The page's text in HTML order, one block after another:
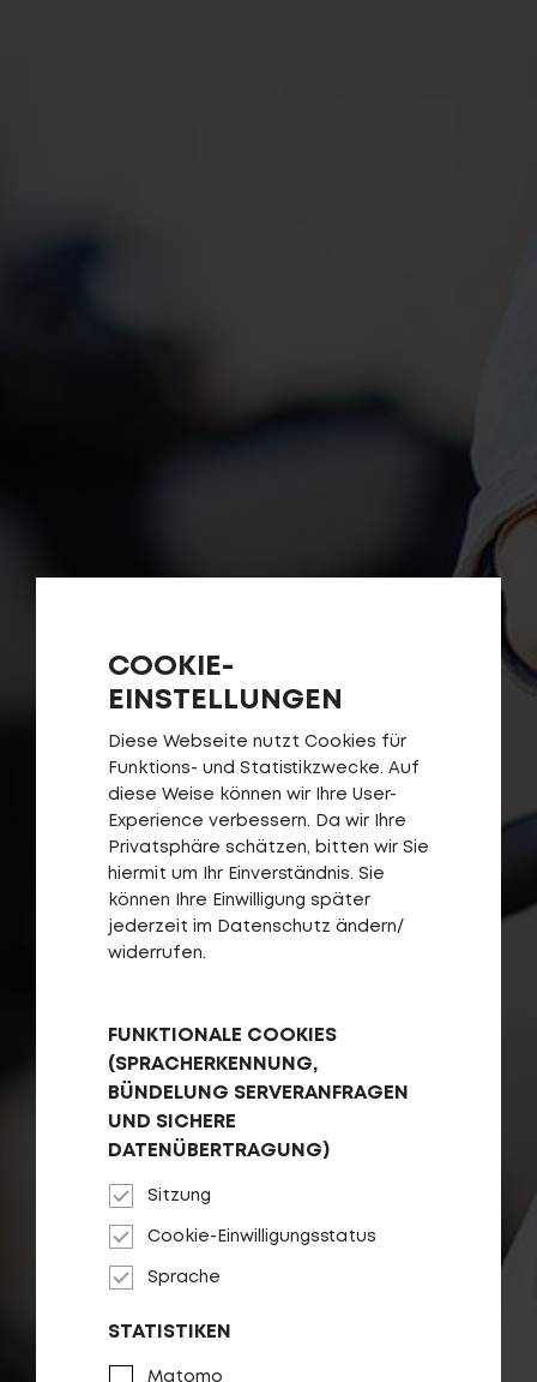
COOKIE-
EINSTELLUNGEN
Diese Webseite nutzt Cookies für
Funktions- und Statistikzwecke. Auf
diese Weise können wir Ihre User-
Experience verbessern. Da wir Ihre
Privatsphäre schätzen, bitten wir Sie
hiermit um Ihr Einverständnis. Sie
können Ihre Einwilligung später
jederzeit im Datenschutz ändern/
widerrufen.
FUNKTIONALE COOKIES
(SPRACHERKENNUNG,
BÜNDELUNG SERVERANFRAGEN
UND SICHERE
DATENÜBERTRAGUNG)
Sitzung
Cookie-Einwilligungsstatus
Sprache
STATISTIKEN
Matomo